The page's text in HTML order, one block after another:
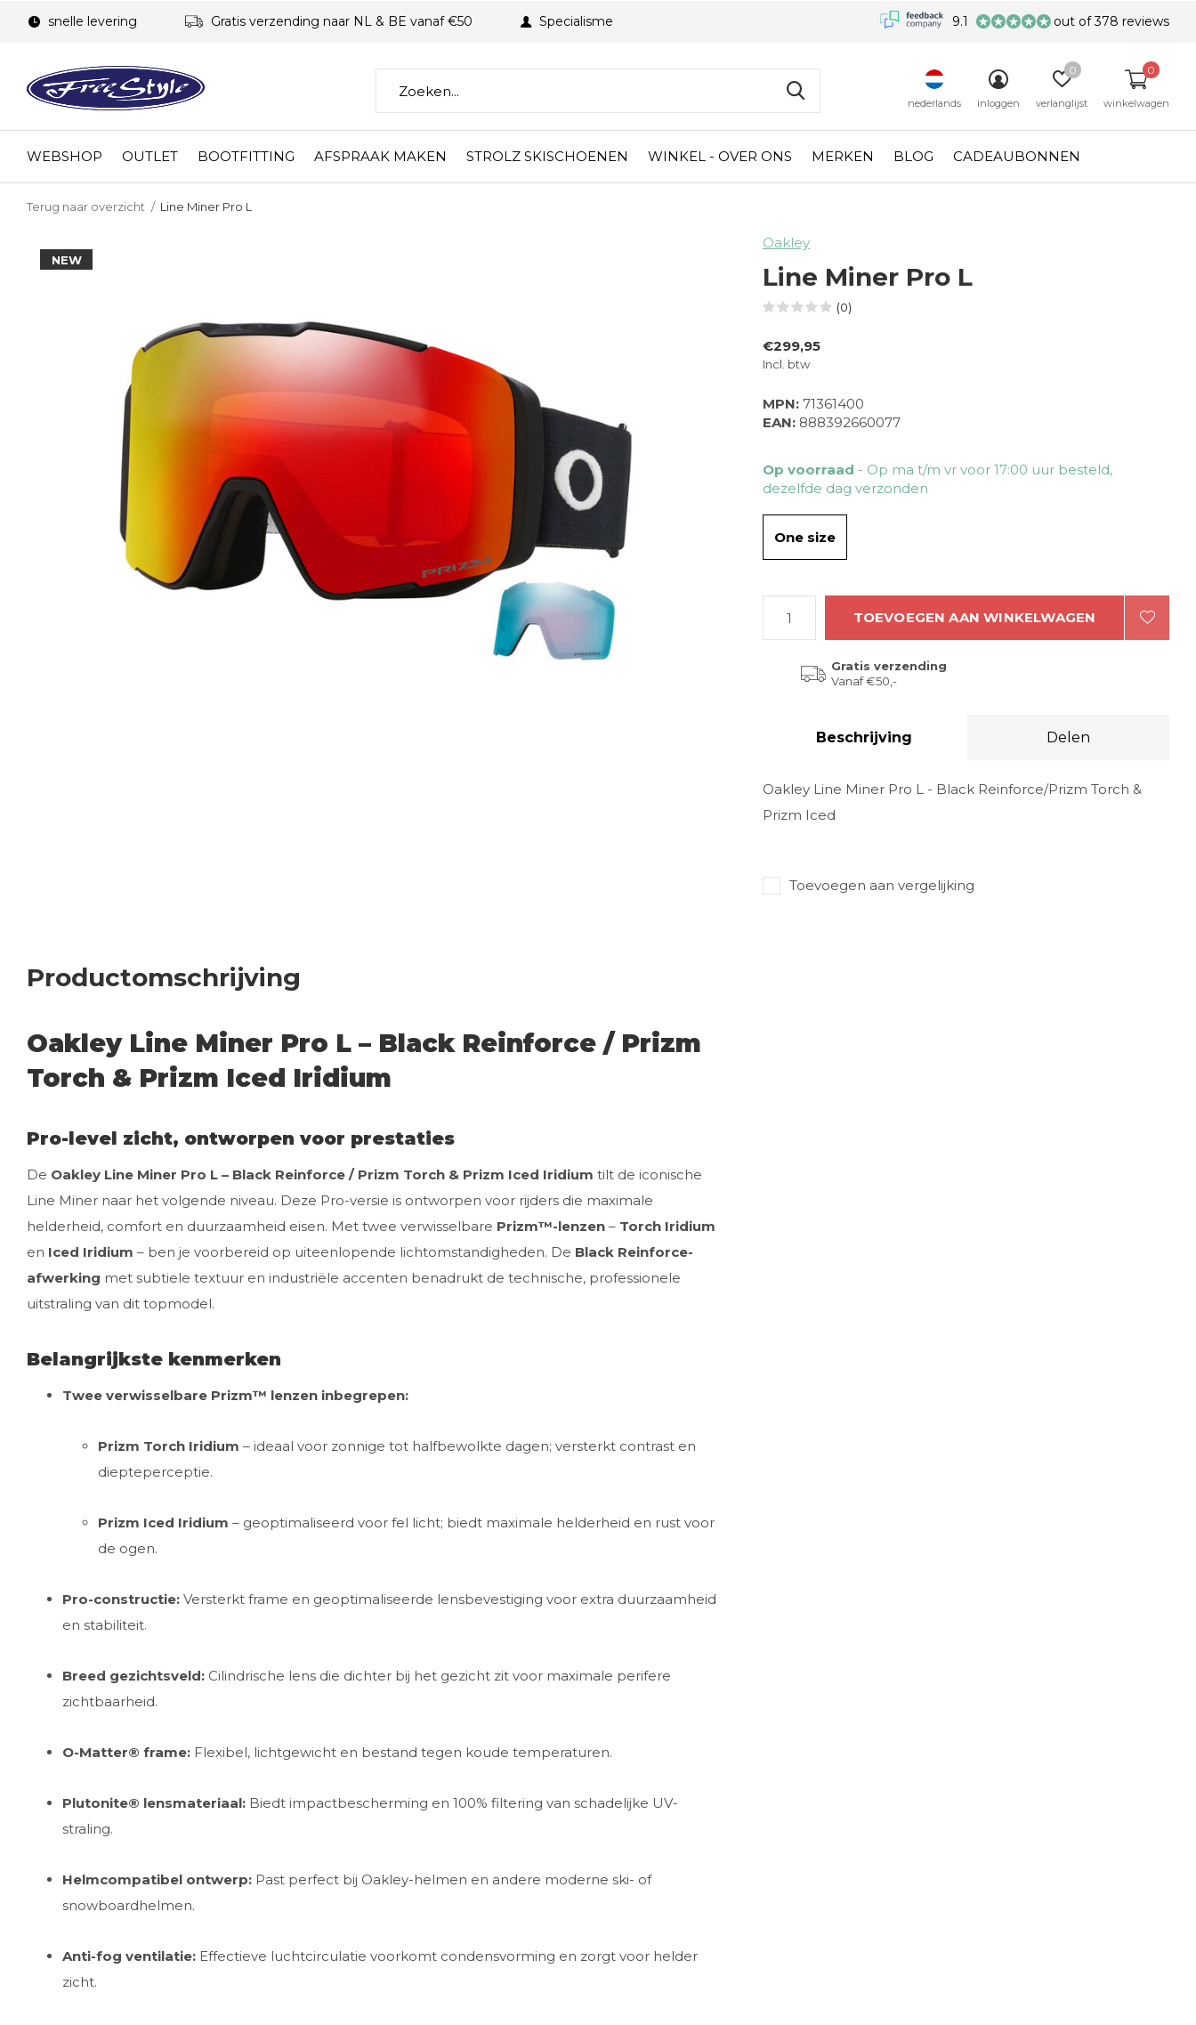
WEBSHOP OUTLET BOOTFITTING AFSPRAAK MAKEN STROLZ SKISCHOENEN WINKEL - OVER ONS MERKEN BLOG CADEAUBONNEN
nederlands inloggen verlanglijst
0
winkelwagen
0
snelle levering Gratis verzending naar NL & BE vanaf €50 Specialisme 9.1 out of 378 reviews
Terug naar overzicht Line Miner Pro L
NEW
Oakley
Line Miner Pro L
(0)
€299,95
Incl. btw
MPN: 71361400
EAN: 888392660077
Op voorraad - Op ma t/m vr voor 17:00 uur besteld,
dezelfde dag verzonden
One size
TOEVOEGEN AAN WINKELWAGEN
Gratis verzending
Vanaf €50,-
Beschrijving Delen
Oakley Line Miner Pro L - Black Reinforce/Prizm Torch &
Prizm Iced
Toevoegen aan vergelijking
Productomschrijving
Oakley Line Miner Pro L – Black Reinforce / Prizm
Torch & Prizm Iced Iridium
Pro-level zicht, ontworpen voor prestaties
De Oakley Line Miner Pro L – Black Reinforce / Prizm Torch & Prizm Iced Iridium tilt de iconische
Line Miner naar het volgende niveau. Deze Pro-versie is ontworpen voor rijders die maximale
helderheid, comfort en duurzaamheid eisen. Met twee verwisselbare Prizm™-lenzen – Torch Iridium
en Iced Iridium – ben je voorbereid op uiteenlopende lichtomstandigheden. De Black Reinforce-
afwerking met subtiele textuur en industriële accenten benadrukt de technische, professionele
uitstraling van dit topmodel.
Belangrijkste kenmerken
Twee verwisselbare Prizm™ lenzen inbegrepen:
Prizm Torch Iridium – ideaal voor zonnige tot halfbewolkte dagen; versterkt contrast en
diepteperceptie.
Prizm Iced Iridium – geoptimaliseerd voor fel licht; biedt maximale helderheid en rust voor
de ogen.
Pro-constructie: Versterkt frame en geoptimaliseerde lensbevestiging voor extra duurzaamheid
en stabiliteit.
Breed gezichtsveld: Cilindrische lens die dichter bij het gezicht zit voor maximale perifere
zichtbaarheid.
O-Matter® frame: Flexibel, lichtgewicht en bestand tegen koude temperaturen.
Plutonite® lensmateriaal: Biedt impactbescherming en 100% filtering van schadelijke UV-
straling.
Helmcompatibel ontwerp: Past perfect bij Oakley-helmen en andere moderne ski- of
snowboardhelmen.
Anti-fog ventilatie: Effectieve luchtcirculatie voorkomt condensvorming en zorgt voor helder
zicht.